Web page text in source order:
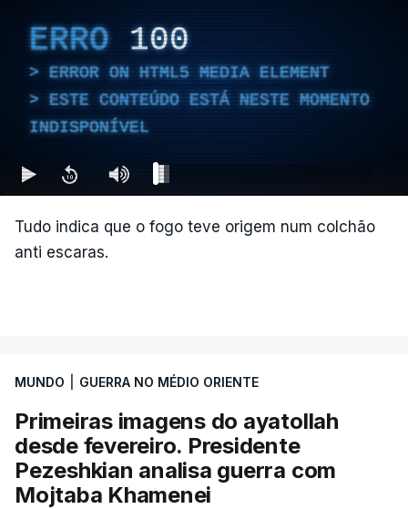
ERRO 100
ERROR ON HTML5 MEDIA ELEMENT
ESTE CONTEÚDO ESTÁ NESTE MOMENTO
INDISPONÍVEL
Tudo indica que o fogo teve origem num colchão
anti escaras.
MUNDO GUERRA NO MÉDIO ORIENTE
Primeiras imagens do ayatollah
desde fevereiro. Presidente
Pezeshkian analisa guerra com
Mojtaba Khamenei